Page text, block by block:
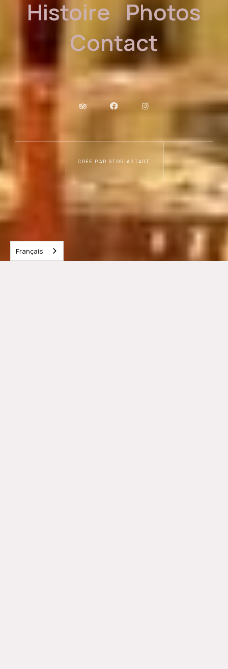
Histoire Photos
Contact
CRÉÉ PAR STORIASTART
Français